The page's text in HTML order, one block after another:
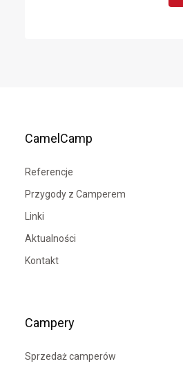
CamelCamp
Referencje
Przygody z Camperem
Linki
Aktualności
Kontakt
Campery
Sprzedaż camperów